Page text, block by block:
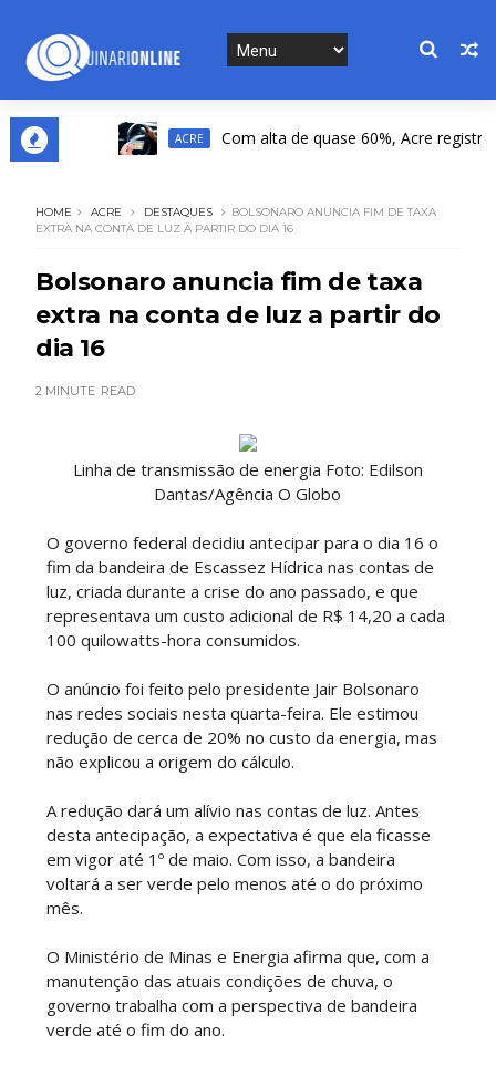
ACRE Com alta de quase 60%, Acre registra a
HOME ACRE DESTAQUES
BOLSONARO ANUNCIA FIM DE TAXA
EXTRA NA CONTA DE LUZ A PARTIR DO DIA 16
Bolsonaro anuncia fim de taxa
extra na conta de luz a partir do
dia 16
2 MINUTE READ
Linha de transmissão de energia Foto: Edilson
Dantas/Agência O Globo
O governo federal decidiu antecipar para o dia 16 o
fim da bandeira de Escassez Hídrica nas contas de
luz, criada durante a crise do ano passado, e que
representava um custo adicional de R$ 14,20 a cada
100 quilowatts-hora consumidos.
O anúncio foi feito pelo presidente Jair Bolsonaro
nas redes sociais nesta quarta-feira. Ele estimou
redução de cerca de 20% no custo da energia, mas
não explicou a origem do cálculo.
A redução dará um alívio nas contas de luz. Antes
desta antecipação, a expectativa é que ela ficasse
em vigor até 1º de maio. Com isso, a bandeira
voltará a ser verde pelo menos até o do próximo
mês.
O Ministério de Minas e Energia afirma que, com a
manutenção das atuais condições de chuva, o
governo trabalha com a perspectiva de bandeira
verde até o fim do ano.